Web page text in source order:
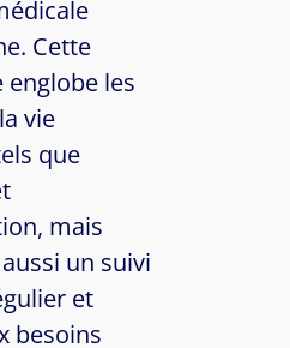
Cette
englobe les
vie
que
mais
un suivi
et
besoins